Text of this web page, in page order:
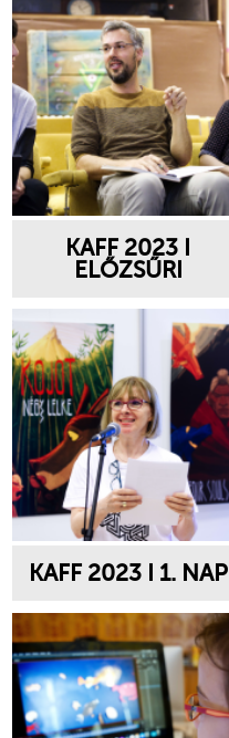
KAFF 2023 I
ELŐZSŰRI
KAFF 2023 I 1. NAP